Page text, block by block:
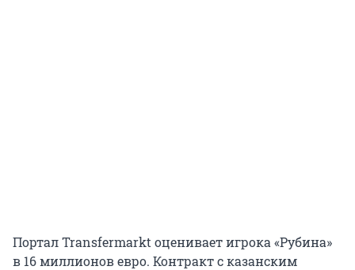
Портал Transfermarkt оценивает игрока «Рубина»
в 16 миллионов евро. Контракт с казанским